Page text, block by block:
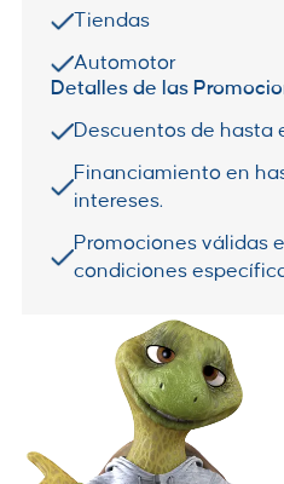
Tiendas
Automotor
Detalles de las
Descuentos de hasta
Financiamiento en
intereses.
Promociones válidas
condiciones